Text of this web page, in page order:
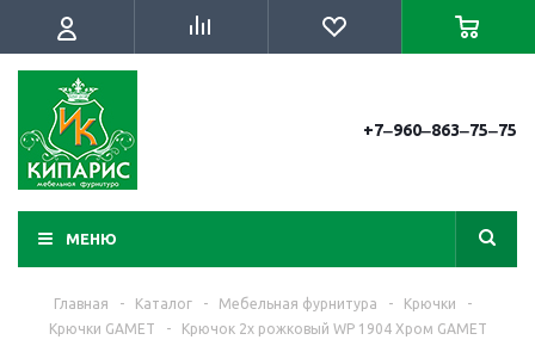
+7‒960‒863‒75‒75
МЕНЮ
Главная - Каталог - Мебельная фурнитура - Крючки
-
Крючки GAMET
- Крючок 2х рожковый WP 1904 Хром GAMET